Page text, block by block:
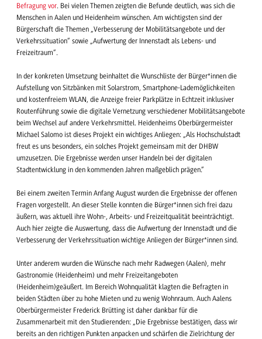
Befragung vor. Bei vielen Themen zeigten die Befunde deutlich, was sich die
Menschen in Aalen und Heidenheim wünschen. Am wichtigsten sind der
Bürgerschaft die Themen „Verbesserung der Mobilitätsangebote und der
Verkehrssituation“ sowie „Aufwertung der Innenstadt als Lebens- und
Freizeitraum“.
In der konkreten Umsetzung beinhaltet die Wunschliste der Bürger*innen die
Aufstellung von Sitzbänken mit Solarstrom, Smartphone-Lademöglichkeiten
und kostenfreiem WLAN, die Anzeige freier Parkplätze in Echtzeit inklusiver
Routenführung sowie die digitale Vernetzung verschiedener Mobilitätsangebote
beim Wechsel auf andere Verkehrsmittel. Heidenheims Oberbürgermeister
Michael Salomo ist dieses Projekt ein wichtiges Anliegen: „Als Hochschulstadt
freut es uns besonders, ein solches Projekt gemeinsam mit der DHBW
umzusetzen. Die Ergebnisse werden unser Handeln bei der digitalen
Stadtentwicklung in den kommenden Jahren maßgeblich prägen.“
Bei einem zweiten Termin Anfang August wurden die Ergebnisse der offenen
Fragen vorgestellt. An dieser Stelle konnten die Bürger*innen sich frei dazu
äußern, was aktuell ihre Wohn-, Arbeits- und Freizeitqualität beeinträchtigt.
Auch hier zeigte die Auswertung, dass die Aufwertung der Innenstadt und die
Verbesserung der Verkehrssituation wichtige Anliegen der Bürger*innen sind.
Unter anderem wurden die Wünsche nach mehr Radwegen (Aalen), mehr
Gastronomie (Heidenheim) und mehr Freizeitangeboten
(Heidenheim)geäußert. Im Bereich Wohnqualität klagten die Befragten in
beiden Städten über zu hohe Mieten und zu wenig Wohnraum. Auch Aalens
Oberbürgermeister Frederick Brütting ist daher dankbar für die
Zusammenarbeit mit den Studierenden: „Die Ergebnisse bestätigen, dass wir
bereits an den richtigen Punkten anpacken und schärfen die Zielrichtung der